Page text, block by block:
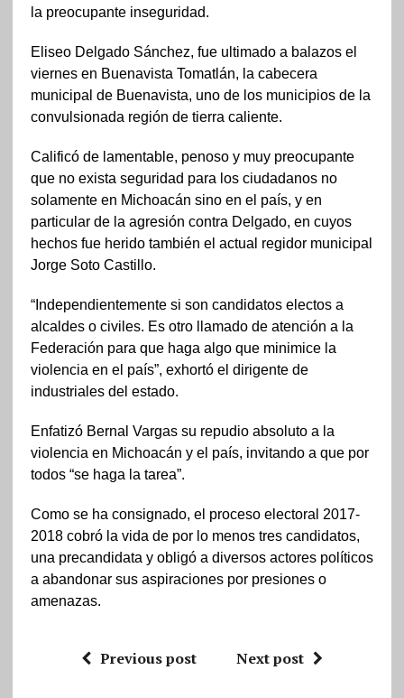
la preocupante inseguridad.
Eliseo Delgado Sánchez, fue ultimado a balazos el
viernes en Buenavista Tomatlán, la cabecera
municipal de Buenavista, uno de los municipios de la
convulsionada región de tierra caliente.
Calificó de lamentable, penoso y muy preocupante
que no exista seguridad para los ciudadanos no
solamente en Michoacán sino en el país, y en
particular de la agresión contra Delgado, en cuyos
hechos fue herido también el actual regidor municipal
Jorge Soto Castillo.
“Independientemente si son candidatos electos a
alcaldes o civiles. Es otro llamado de atención a la
Federación para que haga algo que minimice la
violencia en el país”, exhortó el dirigente de
industriales del estado.
Enfatizó Bernal Vargas su repudio absoluto a la
violencia en Michoacán y el país, invitando a que por
todos “se haga la tarea”.
Como se ha consignado, el proceso electoral 2017-
2018 cobró la vida de por lo menos tres candidatos,
una precandidata y obligó a diversos actores políticos
a abandonar sus aspiraciones por presiones o
amenazas.
Previous post Next post